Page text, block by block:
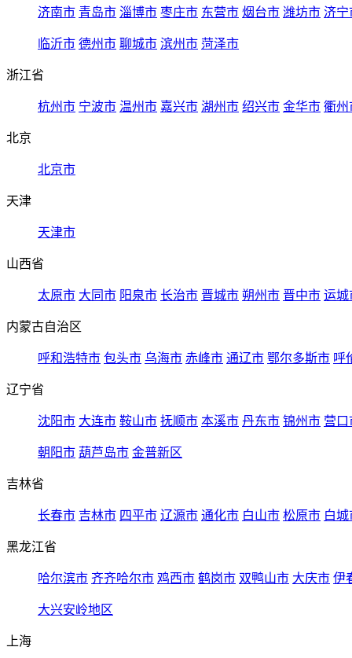
济南市 青岛市 淄博市 枣庄市 东营市 烟台市 潍坊市 济宁
临沂市 德州市 聊城市 滨州市 菏泽市
浙江省
杭州市 宁波市 温州市 嘉兴市 湖州市 绍兴市 金华市 衢州
北京
北京市
天津
天津市
山西省
太原市 大同市 阳泉市 长治市 晋城市 朔州市 晋中市 运城
内蒙古自治区
呼和浩特市 包头市 乌海市 赤峰市 通辽市 鄂尔多斯市 呼
辽宁省
沈阳市 大连市 鞍山市 抚顺市 本溪市 丹东市 锦州市 营口
朝阳市 葫芦岛市 金普新区
吉林省
长春市 吉林市 四平市 辽源市 通化市 白山市 松原市 白城
黑龙江省
哈尔滨市 齐齐哈尔市 鸡西市 鹤岗市 双鸭山市 大庆市 伊
大兴安岭地区
上海